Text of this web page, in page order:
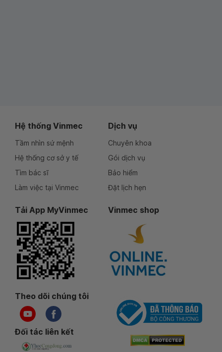
Hệ thống Vinmec
Tầm nhìn sứ mệnh
Hệ thống cơ sở y tế
Tìm bác sĩ
Làm việc tại Vinmec
Dịch vụ
Chuyên khoa
Gói dịch vụ
Bảo hiểm
Đặt lịch hẹn
Tải App MyVinmec Vinmec shop
Theo dõi chúng tôi
Đối tác liên kết